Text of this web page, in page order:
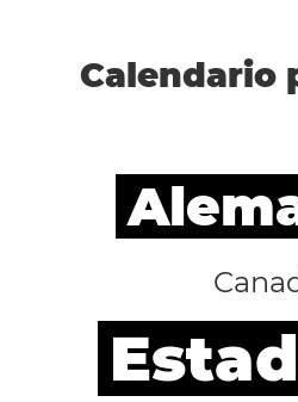
Calendario